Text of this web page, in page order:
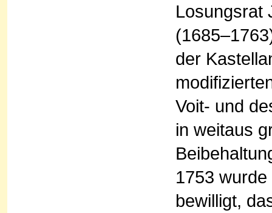
Losungsrat
der
Voit- und
in weitaus
1753
bewilligt,